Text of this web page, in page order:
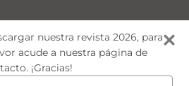
nuestra revista 2026, para
acude a nuestra página de
¡Gracias!